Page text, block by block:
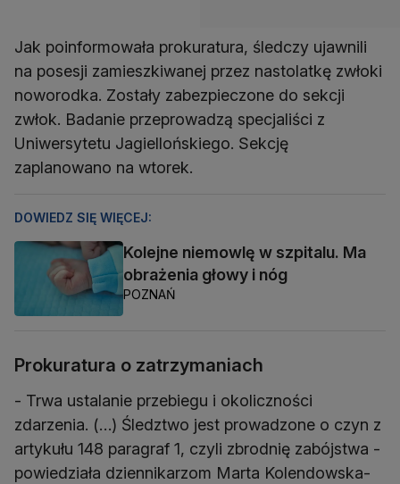
Jak poinformowała prokuratura, śledczy ujawnili
na posesji zamieszkiwanej przez nastolatkę zwłoki
noworodka. Zostały zabezpieczone do sekcji
zwłok. Badanie przeprowadzą specjaliści z
Uniwersytetu Jagiellońskiego. Sekcję
zaplanowano na wtorek.
DOWIEDZ SIĘ WIĘCEJ:
Kolejne niemowlę w szpitalu. Ma
obrażenia głowy i nóg
POZNAŃ
Prokuratura o zatrzymaniach
- Trwa ustalanie przebiegu i okoliczności
zdarzenia. (…) Śledztwo jest prowadzone o czyn z
artykułu 148 paragraf 1, czyli zbrodnię zabójstwa -
powiedziała dziennikarzom Marta Kolendowska-